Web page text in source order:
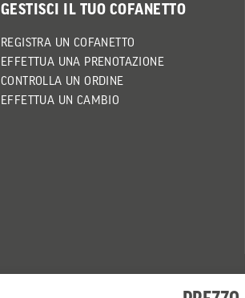
GESTISCI IL TUO COFANETTO
REGISTRA UN COFANETTO
EFFETTUA UNA PRENOTAZIONE
CONTROLLA UN ORDINE
EFFETTUA UN CAMBIO